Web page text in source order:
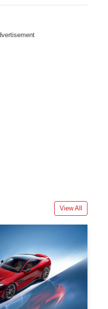
View All